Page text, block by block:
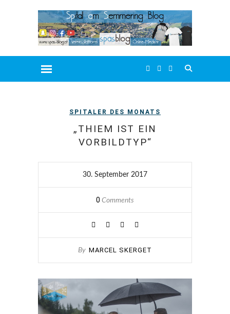
SPITALER DES MONATS
„THIEM IST EIN
VORBILDTYP“
30. September 2017
0 Comments
By MARCEL SKERGET